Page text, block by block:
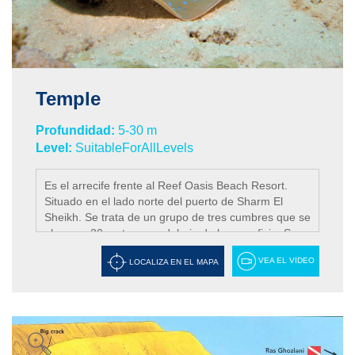
Temple
Profundidad: 5-30 m
Level: SuitableForAllLevels
Es el arrecife frente al Reef Oasis Beach Resort.
Situado en el lado norte del puerto de Sharm El
Sheikh. Se trata de un grupo de tres cumbres que se
elevan a 20 metros por debajo de la superficie. Se
trata de un arrecife de pendiente plana con dos
grandes cumbres y algunas menores que agregan
contorno a la cara del arrecife. El mayor de los
segundo no se debe entrar, para no dañar las
delicadas gorgonias que crecen a lo largo de las
VEA EL VIDEO
LOCALIZA EN EL MAPA